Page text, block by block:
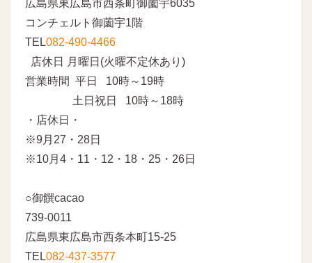
広島県東広島市西条町御薗宇6035
コンチェルト御薗宇1階
TEL082-490-4466
店休日 月曜日(火曜不定休あり)
営業時間 平日 10時～19時
土日祝日 10時～18時
・店休日・
※9月27・28日
※10月4・11・12・18・25・26日
○御饌cacao
739-0011
広島県東広島市西条本町15-25
TEL082-437-3577